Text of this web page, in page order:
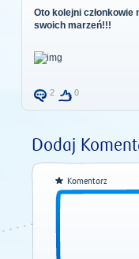
Oto kolejni
swoich marzeń!!!
2 0
Dodaj
Komentarz